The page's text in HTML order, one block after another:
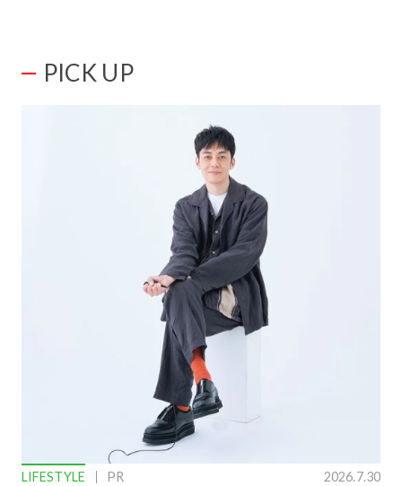
PICK UP
LIFESTYLE PR 2026.7.30